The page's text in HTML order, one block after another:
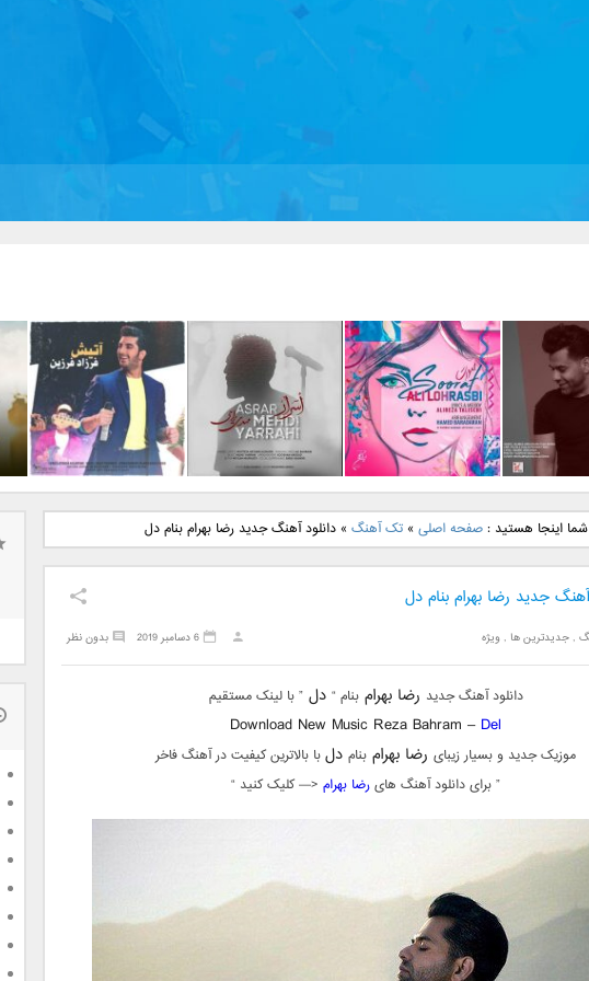
جدید رضا
بنام نگار
دانلود آهنگ جدید علی
لهراسبی بنام صورت
دانلود آهنگ جدید مهدی
یراحی بنام اسرار
دانلود آهنگ جدید فرزاد
فرزین بنام آتیش
شما اینجا هستید :صفحه اصلی »تک آهنگ »دانلود آهنگ جدید رضا بهرام بنام دل
آهنگ جدید رضا بهرام بنام دل
,جدیدترین ها ,ویژه بدون نظر 6 دسامبر 2019
دانلود آهنگ جدید رضا بهرامبنام “ دل” با لینک مستقیم
Download New Music Reza Bahram – Del
موزیک جدید و بسیار زیبای رضا بهرام بنام دلبا بالاترین کیفیت در آهنگ فاخر
” برای دانلود آهنگ هایرضا بهرام <— کلیک کنید “